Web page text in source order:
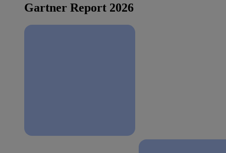
Gartner Report 2026